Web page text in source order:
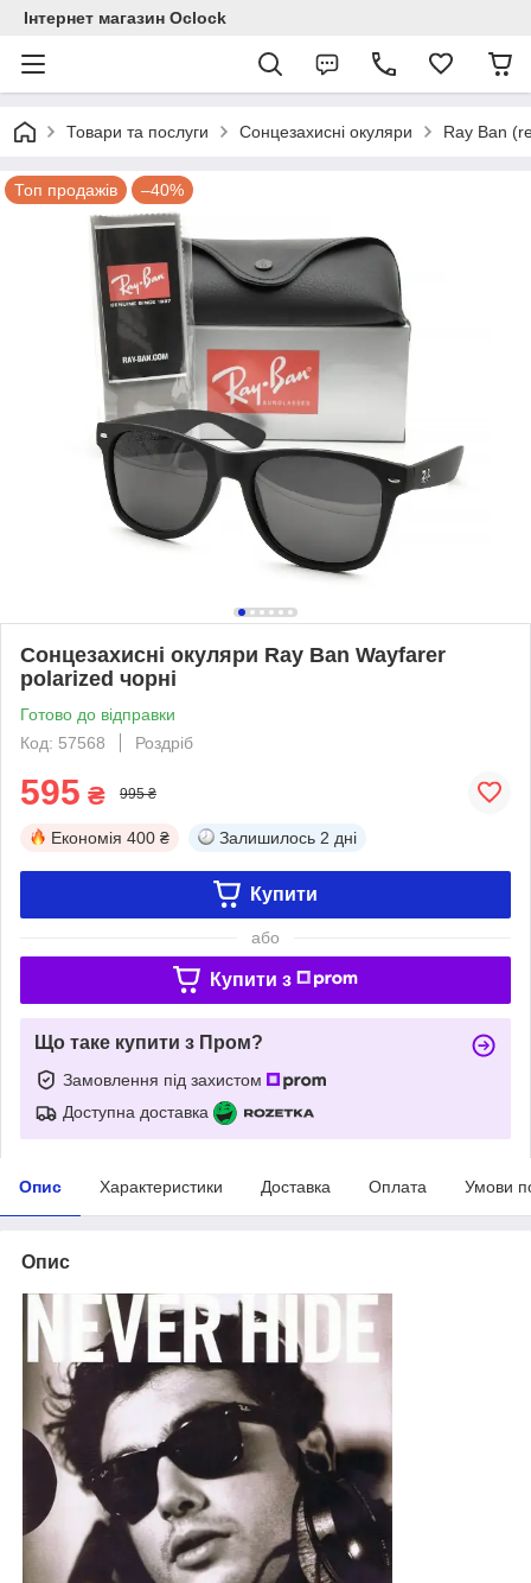
Інтернет магазин Ocloсk
Товари та послуги Сонцезахисні окуляри Ray Ban
Топ продажів –40%
Сонцезахисні окуляри Ray Ban Wayfarer
polarized чорні
Готово до відправки
Код: 57568
Роздріб
595 ₴ 995 ₴
Економія 400 ₴ Залишилось 2 дні
Купити
або
Купити з
Що таке купити з Пром?
Замовлення під захистом
Доступна доставка
Опис Характеристики Доставка Оплата Умови
Опис